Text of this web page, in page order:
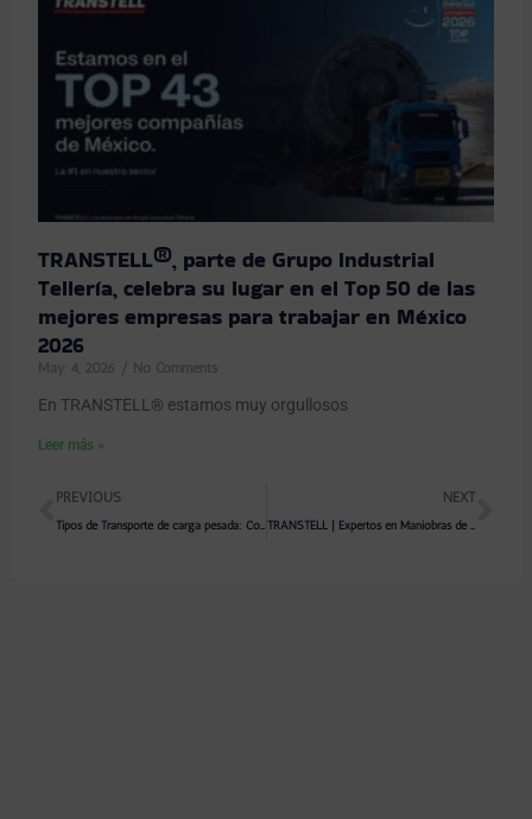
TRANSTELL®, parte de Grupo Industrial
Tellería, celebra su lugar en el Top 50 de las
mejores empresas para trabajar en México
2026
May 4, 2026 No Comments
En TRANSTELL® estamos muy orgullosos
Leer más »
Prev
PREVIOUS
Tipos de Transporte de carga pesada: Conoce las diferencias y especialidades
NEXT
TRANSTELL | Expertos en Maniobras de Izaje, Deslizamiento y Montaje